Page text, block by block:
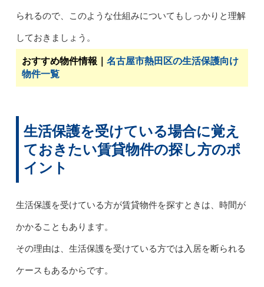
られるので、このような仕組みについてもしっかりと理解
しておきましょう。
おすすめ物件情報｜ 名古屋市熱田区の生活保護向け
物件一覧
生活保護を受けている場合に覚え
ておきたい賃貸物件の探し方のポ
イント
生活保護を受けている方が賃貸物件を探すときは、時間が
かかることもあります。
その理由は、生活保護を受けている方では入居を断られる
ケースもあるからです。